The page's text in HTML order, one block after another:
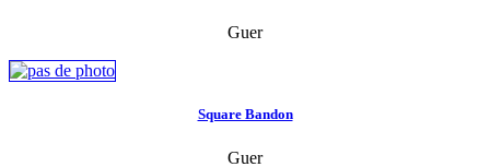
Guer
Square Bandon
Guer